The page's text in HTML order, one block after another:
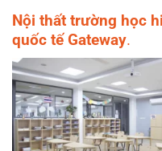
Nội thất trường học
quốc tế Gateway.